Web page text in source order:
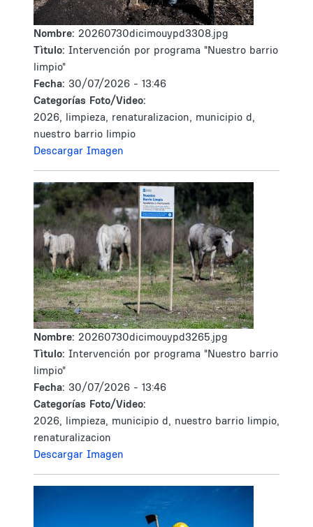
Nombre: 20260730dicimouypd3308.jpg
Tìtulo: Intervención por programa "Nuestro barrio
limpio"
Fecha: 30/07/2026 - 13:46
Categorías Foto/Video:
2026, limpieza, renaturalizacion, municipio d,
nuestro barrio limpio
Descargar Imagen
Nombre: 20260730dicimouypd3265.jpg
Tìtulo: Intervención por programa "Nuestro barrio
limpio"
Fecha: 30/07/2026 - 13:46
Categorías Foto/Video:
2026, limpieza, municipio d, nuestro barrio limpio,
renaturalizacion
Descargar Imagen